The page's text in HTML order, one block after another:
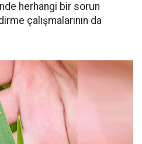
herhangi bir sorun
çalışmalarının da